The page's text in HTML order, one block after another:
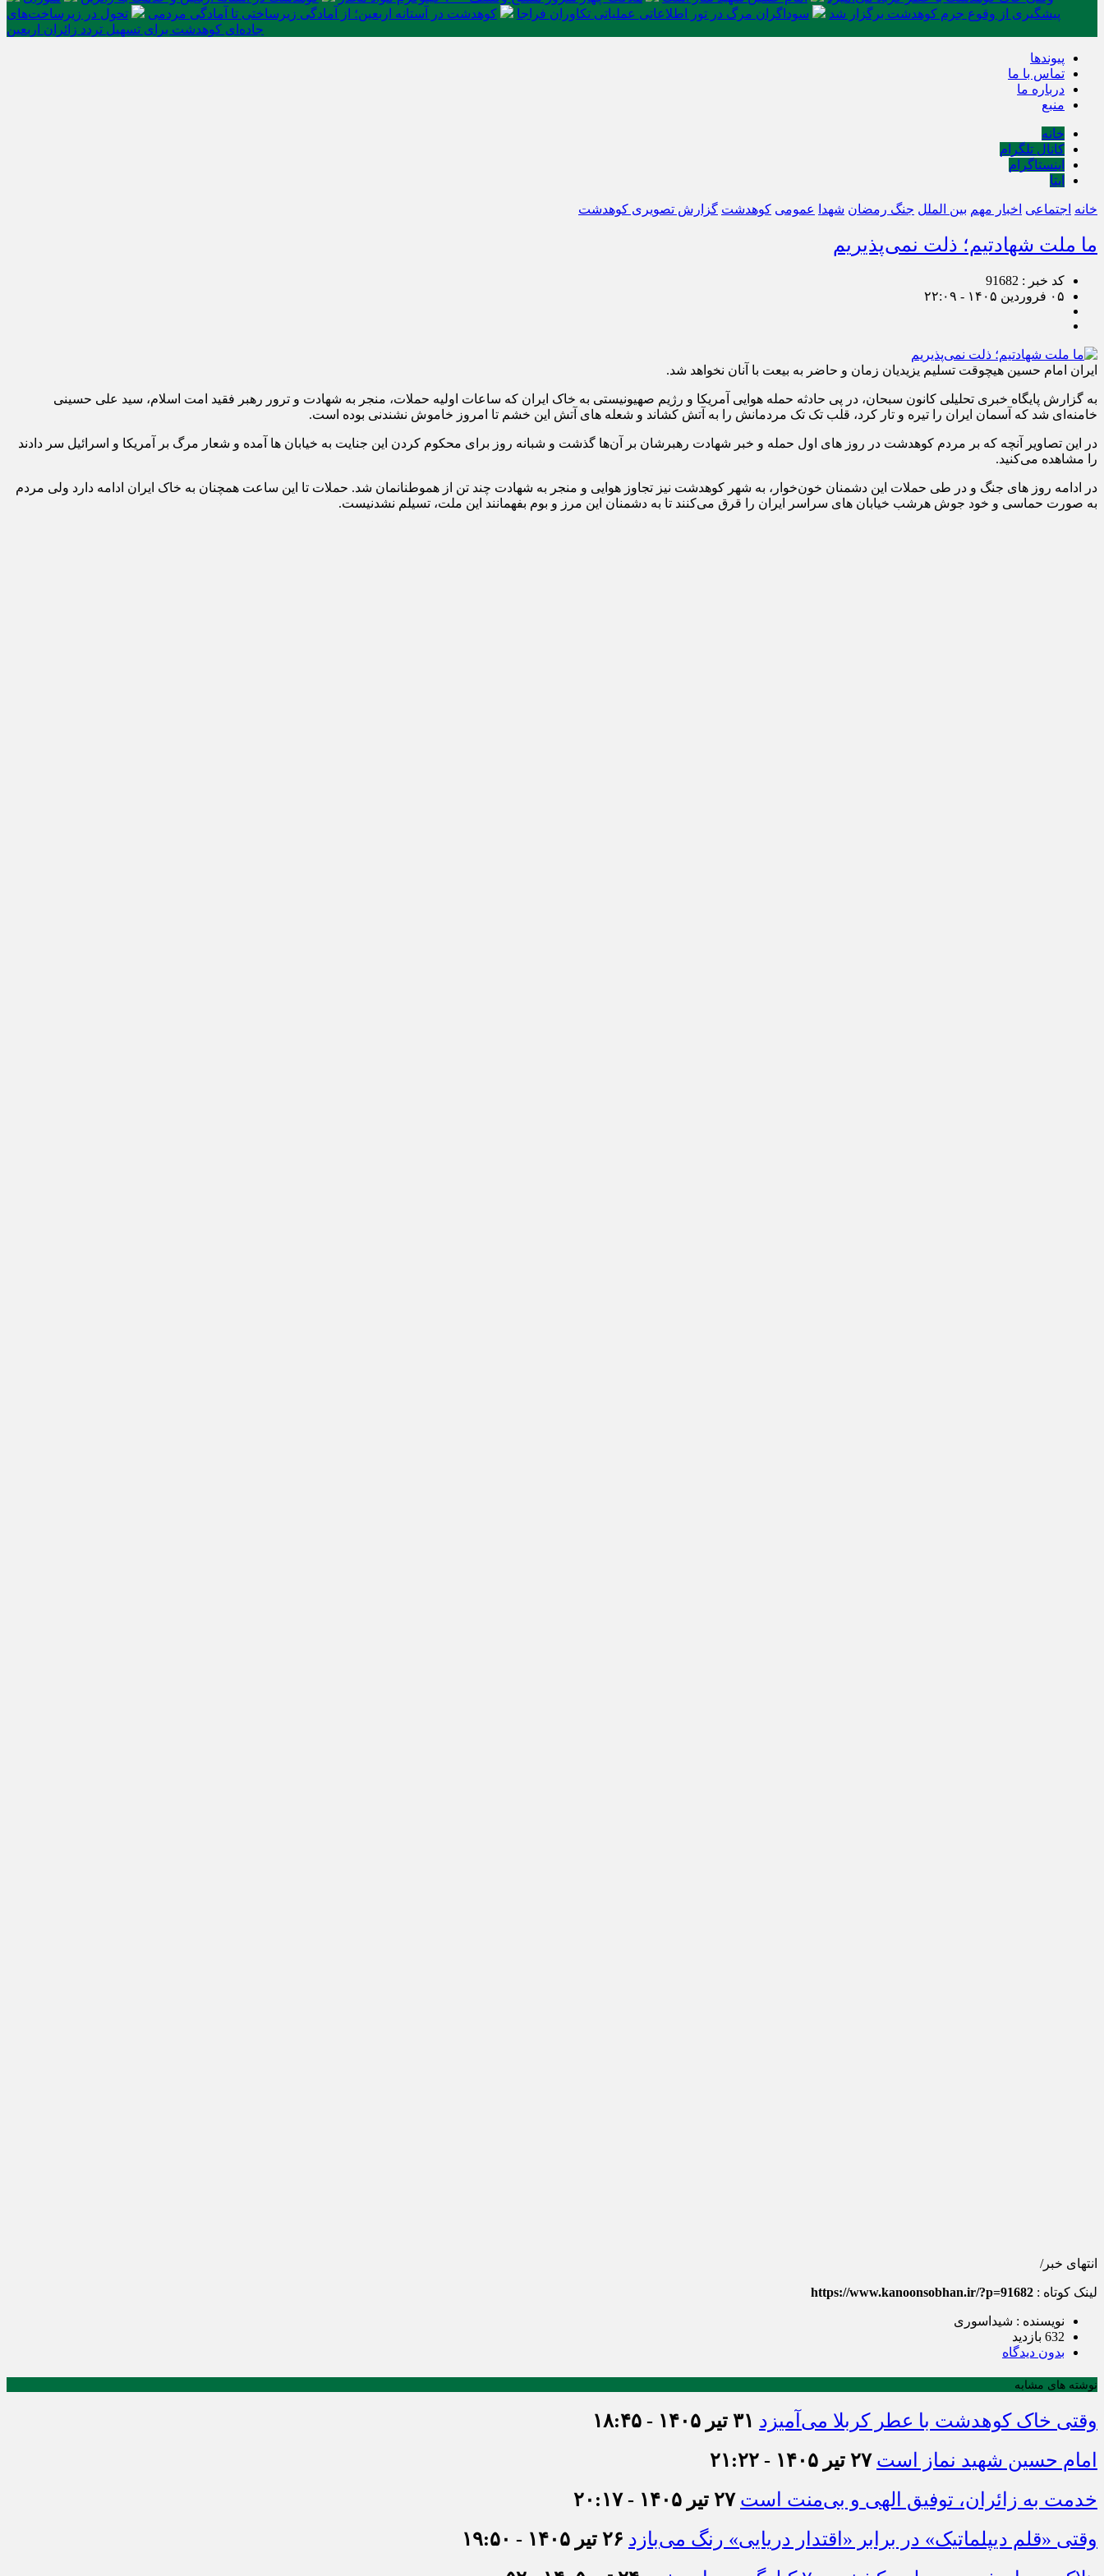
پیشگیری از وقوع جرم کوهدشت برگزار شد
سوداگران مرگ در تور اطلاعاتی عملیاتی تکاوران فراجا کوهدشت در آستانه اربعین؛ از آمادگی زیرساختی تا آمادگی مردمی
تحول در زیرساخت‌های
جاده‌ای کوهدشت برای تسهیل تردد زائران اربعین
پیوندها
تماس با ما
درباره ما
منبع
خانه
کانال تلگرام
اینستاگرام
ایتا
خانه اجتماعی اخبار مهم بین الملل جنگ رمضان شهدا عمومی کوهدشت گزارش تصویری کوهدشت
ما ملت شهادتیم؛ ذلت نمی‌پذیریم
کد خبر : 91682
۰۵ فروردین ۱۴۰۵ - ۲۲:۰۹
ایران امام حسین هیچوقت تسلیم یزیدیان زمان و حاضر به بیعت با آنان نخواهد شد.
به گزارش پایگاه خبری تحلیلی کانون سبحان، در پی حادثه حمله هوایی آمریکا و رژیم صهیونیستی به خاک ایران که ساعات اولیه حملات، منجر به شهادت و ترور رهبر فقید امت اسلام، سید علی حسینی
خامنه‌ای شد که آسمان ایران را تیره و تار کرد، قلب تک تک مردمانش را به آتش کشاند و شعله های آتش این خشم تا امروز خاموش نشندنی بوده است.
در این تصاویر آنچه که بر مردم کوهدشت در روز های اول حمله و خبر شهادت رهبرشان بر آن‌ها گذشت و شبانه روز برای محکوم کردن این جنایت به خیابان ها آمده و شعار مرگ بر آمریکا و اسرائیل سر دادند
را مشاهده می‌کنید.
در ادامه روز های جنگ و در طی حملات این دشمنان خون‌خوار، به شهر کوهدشت نیز تجاوز هوایی و منجر به شهادت چند تن از هموطنانمان شد. حملات تا این ساعت همچنان به خاک ایران ادامه دارد ولی مردم
به صورت حماسی و خود جوش هرشب خیابان های سراسر ایران را قرق می‌کنند تا به دشمنان این مرز و بوم بفهمانند این ملت، تسیلم نشدنیست.
انتهای خبر/
لینک کوتاه : https://www.kanoonsobhan.ir/?p=91682
نویسنده : شیداسوری
632 بازدید
بدون دیدگاه
نوشته های مشابه
وقتی خاک کوهدشت با عطر کربلا می‌آمیزد ۳۱ تیر ۱۴۰۵ - ۱۸:۴۵
امام حسین شهید نماز است ۲۷ تیر ۱۴۰۵ - ۲۱:۲۲
خدمت به زائران، توفیق الهی و بی‌منت است ۲۷ تیر ۱۴۰۵ - ۲۰:۱۷
وقتی «قلم دیپلماتیک» در برابر «اقتدار دریایی» رنگ می‌بازد ۲۶ تیر ۱۴۰۵ - ۱۹:۵۰